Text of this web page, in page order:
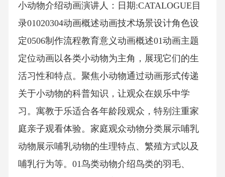
小动物介绍动画演讲人：日期:CATALOGUE目
录01020304动画概述动画技术场景设计角色设
定0506制作流程教育意义动画概述01动画主题
定位动画以各类小动物为主角，展现它们的生
活习性和特点。聚焦小动物通过动画形式传递
关于小动物的科普知识，让观众在娱乐中学
习。寓教于乐适合各年龄段观众，特别注重家
庭亲子观看体验。家庭观众动物分类展示哺乳
动物展示哺乳动物的生理特点、繁殖方式以及
哺乳行为等。01鸟类动物介绍鸟类的羽毛、